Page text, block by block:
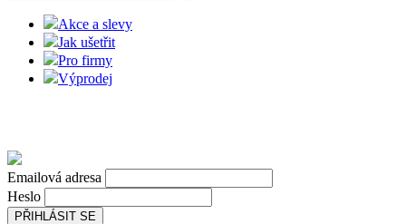
Akce a slevy
Jak ušetřit
Pro firmy
Výprodej
Emailová adresa
Heslo
PŘIHLÁSIT SE